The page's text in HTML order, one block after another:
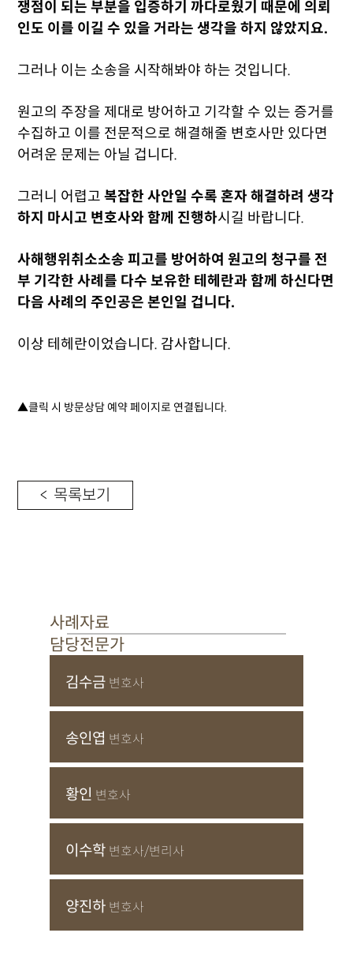
쟁점이 되는 부분을 입증하기 까다로웠기 때문에 의뢰
인도 이를 이길 수 있을 거라는 생각을 하지 않았지요.
그러나 이는 소송을 시작해봐야 하는 것입니다.
원고의 주장을 제대로 방어하고 기각할 수 있는 증거를
수집하고 이를 전문적으로 해결해줄 변호사만 있다면
어려운 문제는 아닐 겁니다.
그러니 어렵고복잡한 사안일 수록 혼자 해결하려 생각
하지 마시고 변호사와 함께 진행하시길 바랍니다.
사해행위취소소송 피고를 방어하여 원고의 청구를 전
부 기각한 사례를 다수 보유한 테헤란과 함께 하신다면
다음 사례의 주인공은 본인일 겁니다.
이상 테헤란이었습니다. 감사합니다.
▲클릭 시 방문상담 예약 페이지로 연결됩니다.
< 목록보기
사례자료
담당전문가
김수금 변호사
송인엽 변호사
황인 변호사
이수학 변호사/변리사
양진하 변호사